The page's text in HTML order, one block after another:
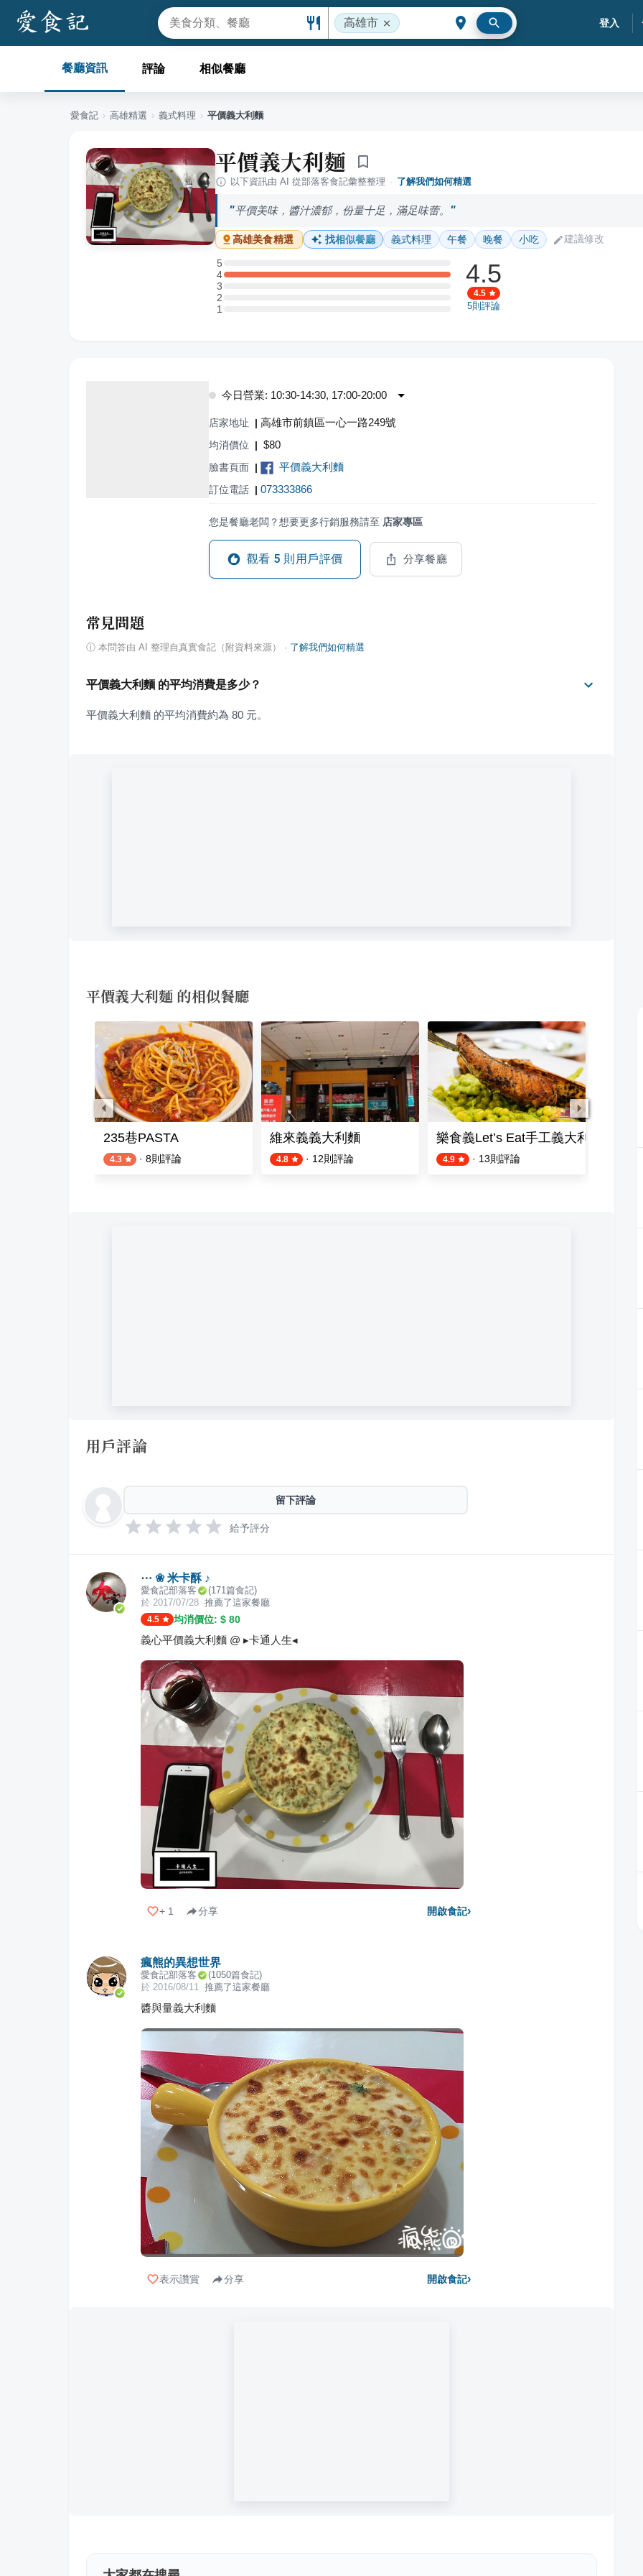
高雄市 登入
餐廳資訊 評論 相似餐廳
愛食記 › 高雄精選 › 義式料理 › 平價義大利麵
平價義大利麵
以下資訊由 AI 從部落客食記彙整整理 · 了解我們如何精選
平價美味，醬汁濃郁，份量十足，滿足味蕾。
高雄美食精選 找相似餐廳 義式料理 午餐 晚餐 小吃 建議修改
5
5 星：0 則評論
4
4 星：1 則評論
3
3 星：0 則評論
2
2 星：0 則評論
11 星：0 則評論
4.5
4.5
5則評論
今日營業: 10:30-14:30, 17:00-20:00
店家地址 | 高雄市前鎮區一心一路249號
均消價位 | $80
臉書頁面 | 平價義大利麵
訂位電話 | 073333866
您是餐廳老闆？想要更多行銷服務請至 店家專區
觀看 5 則用戶評價 分享餐廳
常見問題
ⓘ 本問答由 AI 整理自真實食記（附資料來源） · 了解我們如何精選
平價義大利麵 的平均消費是多少？
平價義大利麵 的平均消費約為 80 元。
平價義大利麵 的相似餐廳
235巷PASTA
4.3 · 8則評論
維來義義大利麵
4.8 · 12則評論
樂食義Let’s Eat手工義大利麵
4.9 · 13則評論
用戶評論
留下評論
給予評分
⋯ ❀ 米卡酥 ♪
愛食記部落客 (171篇食記)
於 2017/07/28 推薦了這家餐廳
4.5 均消價位: $ 80
義心平價義大利麵 @ ▸卡通人生◂
+ 1 分享 開啟食記›
瘋熊的異想世界
愛食記部落客 (1050篇食記)
於 2016/08/11 推薦了這家餐廳
醬與量義大利麵
表示讚賞 分享 開啟食記›